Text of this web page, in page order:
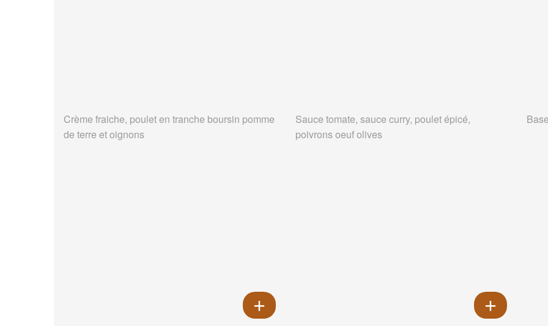
Crème fraiche, poulet en tranche boursin pomme
de terre et oignons
Sauce tomate, sauce curry, poulet épicé,
poivrons oeuf olives